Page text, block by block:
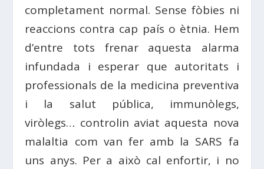
completament normal. Sense fòbies ni
reaccions contra cap país o ètnia. Hem
d’entre tots frenar aquesta alarma
infundada i esperar que autoritats i
professionals de la medicina preventiva
i la salut pública, immunòlegs,
viròlegs… controlin aviat aquesta nova
malaltia com van fer amb la SARS fa
uns anys. Per a això cal enfortir, i no